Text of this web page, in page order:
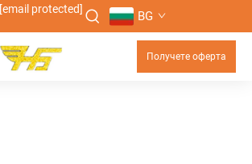
[email protected] BG
Получете оферта